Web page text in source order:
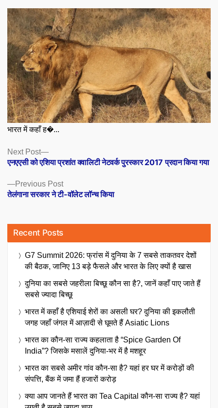
भारत में कहाँ ह�...
Posts
navigation
Previous PostPrevious
post:
तेलंगाना सरकार ने टी-वॉलेट लॉन्च किया
Next Post
Next
post:
एनएएसी को एशिया प्रशांत क्वालिटी नेटवर्क पुरस्कार 2017 प्रदान किया गया
Recent Posts
G7 Summit 2026: फ्रांस में दुनिया के 7 सबसे ताकतवर देशों
की बैठक, जानिए 13 बड़े फैसले और भारत के लिए क्यों है खास
दुनिया का सबसे जहरीला बिच्छू कौन सा है?, जानें कहाँ पाए जाते हैं
सबसे ज्यादा बिच्छू
भारत में कहाँ है एशियाई शेरों का असली घर? दुनिया की इकलौती
जगह जहाँ जंगल में आज़ादी से घूमते हैं Asiatic Lions
भारत का कौन-सा राज्य कहलाता है “Spice Garden Of
India”? जिसके मसालें दुनिया-भर में है मशहूर
भारत का सबसे अमीर गांव कौन-सा है? यहां हर घर में करोड़ों की
संपत्ति, बैंक में जमा हैं हजारों करोड़
क्या आप जानते हैं भारत का Tea Capital कौन-सा राज्य है? यहां